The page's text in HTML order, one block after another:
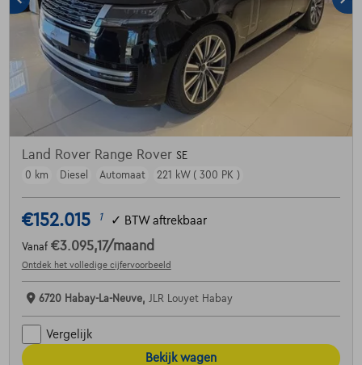
Land Rover Range Rover SE
0 km
Diesel Automaat 221 kW ( 300 PK )
€152.015 1 ✓ BTW aftrekbaar
Vanaf €3.095,17/maand
Ontdek het volledige cijfervoorbeeld
6720 Habay-La-Neuve, JLR Louyet Habay
Vergelijk
Bekijk wagen